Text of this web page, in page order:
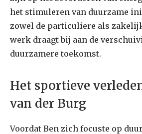
het stimuleren van duurzame
zowel de particuliere als
werk draagt bij aan de
duurzamere toekomst.
Het sportieve
van der Burg
Voordat Ben zich focuste op